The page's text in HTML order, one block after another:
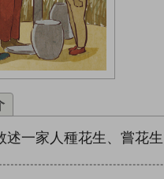
一家人種花生、嘗花